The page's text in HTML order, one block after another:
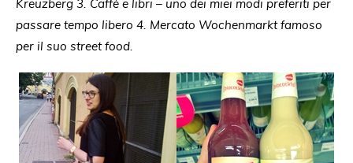
Kreuzberg 3. Caffè e libri – uno dei miei modi preferiti per
passare tempo libero 4. Mercato Wochenmarkt famoso
per il suo street food.